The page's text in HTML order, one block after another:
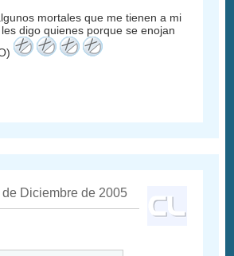
mortales que me tienen a mi
digo quienes porque se enojan
de Diciembre de 2005